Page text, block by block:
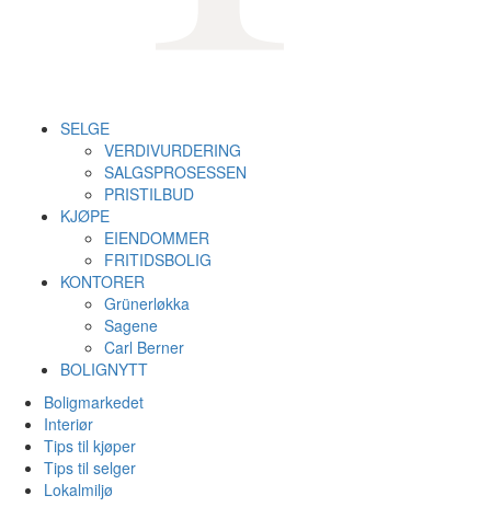
SELGE
VERDIVURDERING
SALGSPROSESSEN
PRISTILBUD
KJØPE
EIENDOMMER
FRITIDSBOLIG
KONTORER
Grünerløkka
Sagene
Carl Berner
BOLIGNYTT
Boligmarkedet
Interiør
Tips til kjøper
Tips til selger
Lokalmiljø